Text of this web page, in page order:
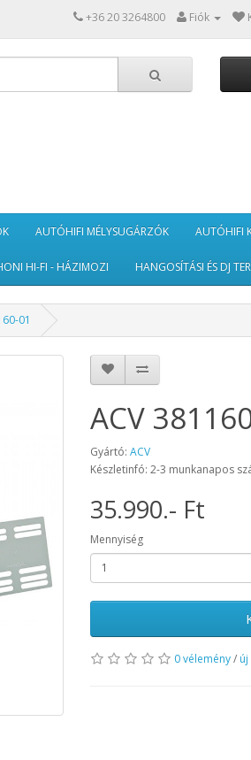
+36 20 3264800 Fiók
AUTÓHIFI MÉLYSUGÁRZÓK AUTÓHIFI
HI-FI - HÁZIMOZI HANGOSÍTÁSI ÉS DJ
01
ACV
Gyártó:ACV
Készletinfó: 2-3 munkanapos
35.990.- Ft
Mennyiség
0 vélemény/